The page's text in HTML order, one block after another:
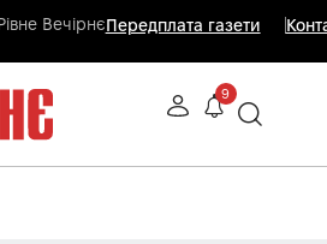
ВечірнєПередплата газети
9